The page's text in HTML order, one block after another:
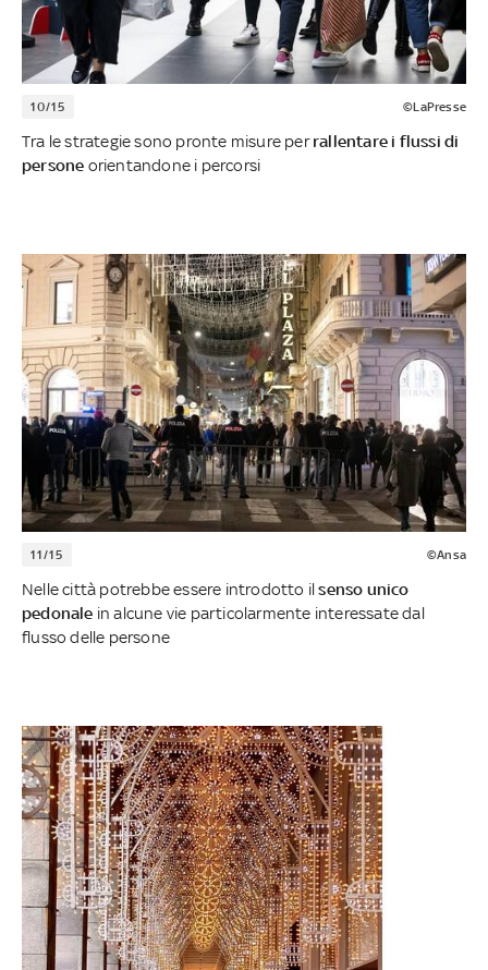
10/15 ©LaPresse
Tra le strategie sono pronte misure perrallentare i flussi di
persone orientandone i percorsi
11/15 ©Ansa
Nelle città potrebbe essere introdotto ilsenso unico
pedonale in alcune vie particolarmente interessate dal
flusso delle persone